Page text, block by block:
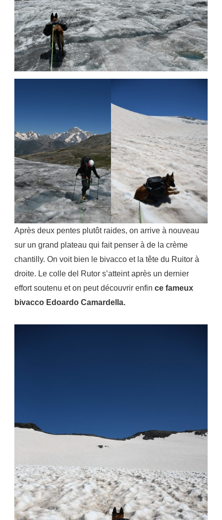
Après deux pentes plutôt raides, on arrive à nouveau
sur un grand plateau qui fait penser à de la crème
chantilly. On voit bien le bivacco et la tête du Ruitor à
droite. Le colle del Rutor s’atteint après un dernier
effort soutenu et on peut découvrir enfin ce fameux
bivacco Edoardo Camardella.